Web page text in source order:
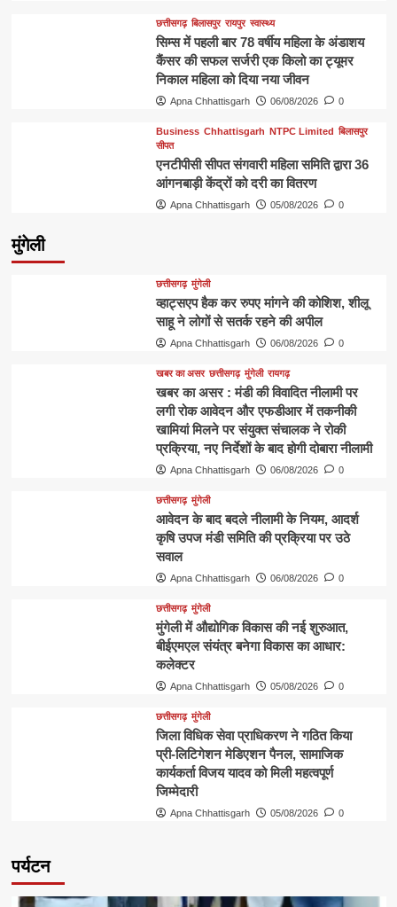
छत्तीसगढ़ बिलासपुर रायपुर स्वास्थ्य
सिम्स में पहली बार 78 वर्षीय महिला के अंडाशय
कैंसर की सफल सर्जरी एक किलो का ट्यूमर
निकाल महिला को दिया नया जीवन
Apna Chhattisgarh 06/08/2026 0
Business Chhattisgarh NTPC Limited बिलासपुर
सीपत
एनटीपीसी सीपत संगवारी महिला समिति द्वारा 36
आंगनबाड़ी केंद्रों को दरी का वितरण
Apna Chhattisgarh 05/08/2026 0
मुंगेली
छत्तीसगढ़ मुंगेली
व्हाट्सएप हैक कर रुपए मांगने की कोशिश, शीलू
साहू ने लोगों से सतर्क रहने की अपील
Apna Chhattisgarh 06/08/2026 0
खबर का असर छत्तीसगढ़ मुंगेली रायगढ़
खबर का असर : मंडी की विवादित नीलामी पर
लगी रोक आवेदन और एफडीआर में तकनीकी
खामियां मिलने पर संयुक्त संचालक ने रोकी
प्रक्रिया, नए निर्देशों के बाद होगी दोबारा नीलामी
Apna Chhattisgarh 06/08/2026 0
छत्तीसगढ़ मुंगेली
आवेदन के बाद बदले नीलामी के नियम, आदर्श
कृषि उपज मंडी समिति की प्रक्रिया पर उठे
सवाल
Apna Chhattisgarh 06/08/2026 0
छत्तीसगढ़ मुंगेली
मुंगेली में औद्योगिक विकास की नई शुरुआत,
बीईएमएल संयंत्र बनेगा विकास का आधार:
कलेक्टर
Apna Chhattisgarh 05/08/2026 0
छत्तीसगढ़ मुंगेली
जिला विधिक सेवा प्राधिकरण ने गठित किया
प्री-लिटिगेशन मेडिएशन पैनल, सामाजिक
कार्यकर्ता विजय यादव को मिली महत्वपूर्ण
जिम्मेदारी
Apna Chhattisgarh 05/08/2026 0
पर्यटन